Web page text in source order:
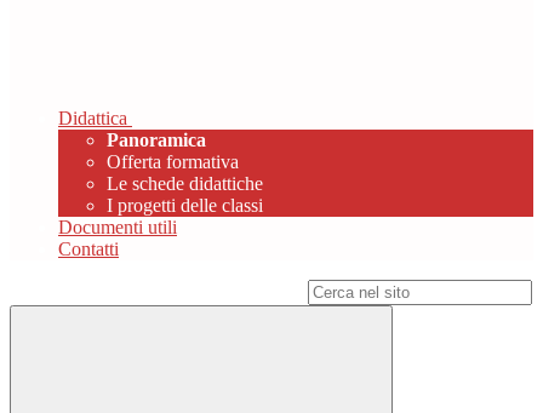
Didattica
Panoramica
Offerta formativa
Le schede didattiche
I progetti delle classi
Documenti utili
Contatti